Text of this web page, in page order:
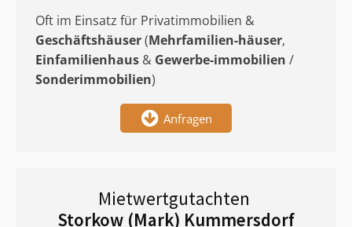
Oft im Einsatz für Privatimmobilien &
Geschäftshäuser(Mehrfamilien-häuser,
Einfamilienhaus & Gewerbe-immobilien /
Sonderimmobilien)
Anfragen
Mietwertgutachten
Storkow (Mark) Kummersdorf